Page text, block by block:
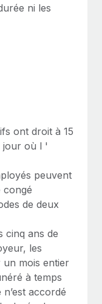
ni les
ont droit à 15
jour où l '
peuvent
congé
de deux
cinq ans de
les
un mois entier
à temps
accordé